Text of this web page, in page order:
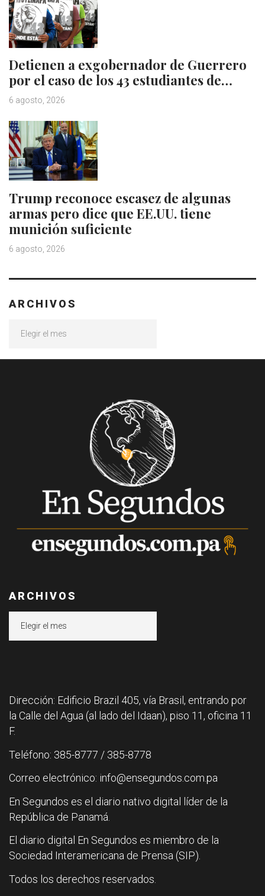
Detienen a exgobernador de Guerrero
por el caso de los 43 estudiantes de…
6 agosto, 2026
Trump reconoce escasez de algunas
armas pero dice que EE.UU. tiene
munición suficiente
6 agosto, 2026
ARCHIVOS
ARCHIVOS
Dirección: Edificio Brazil 405, vía Brasil, entrando por
la Calle del Agua (al lado del Idaan), piso 11, oficina 11
F.
Teléfono: 385-8777 / 385-8778
Correo electrónico: info@ensegundos.com.pa
En Segundos es el diario nativo digital líder de la
República de Panamá.
El diario digital En Segundos es miembro de la
Sociedad Interamericana de Prensa (SIP).
Todos los derechos reservados.